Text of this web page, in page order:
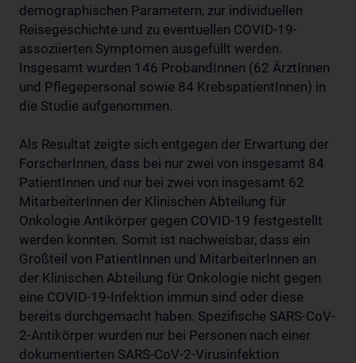
demographischen Parametern, zur individuellen
Reisegeschichte und zu eventuellen COVID-19-
assoziierten Symptomen ausgefüllt werden.
Insgesamt wurden 146 ProbandInnen (62 ÄrztInnen
und Pflegepersonal sowie 84 KrebspatientInnen) in
die Studie aufgenommen.
Als Resultat zeigte sich entgegen der Erwartung der
ForscherInnen, dass bei nur zwei von insgesamt 84
PatientInnen und nur bei zwei von insgesamt 62
MitarbeiterInnen der Klinischen Abteilung für
Onkologie Antikörper gegen COVID-19 festgestellt
werden konnten. Somit ist nachweisbar, dass ein
Großteil von PatientInnen und MitarbeiterInnen an
der Klinischen Abteilung für Onkologie nicht gegen
eine COVID-19-Infektion immun sind oder diese
bereits durchgemacht haben. Spezifische SARS-CoV-
2-Antikörper wurden nur bei Personen nach einer
dokumentierten SARS-CoV-2-Virusinfektion